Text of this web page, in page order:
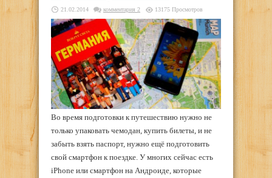
21.02.2014 комментария 2 13175 Просмотров
Во время подготовки к путешествию нужно не
только упаковать чемодан, купить билеты, и не
забыть взять паспорт, нужно ещё подготовить
свой смартфон к поездке. У многих сейчас есть
iPhone или смартфон на Андроиде, которые